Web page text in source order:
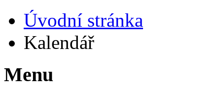
Úvodní stránka
Kalendář
Menu